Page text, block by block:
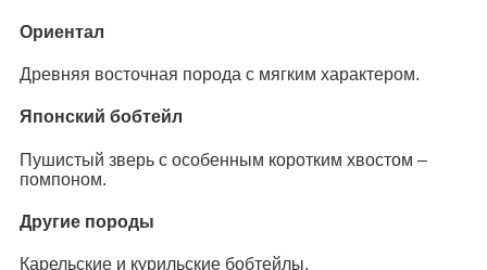
Ориентал
Древняя восточная порода с мягким характером.
Японский бобтейл
Пушистый зверь с особенным коротким хвостом –
помпоном.
Другие породы
Карельские и курильские бобтейлы.